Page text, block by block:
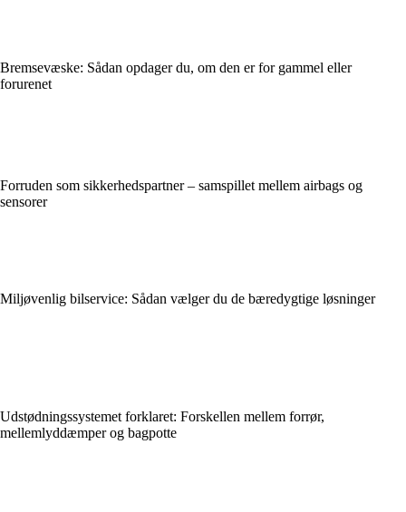
Bremsevæske: Sådan opdager du, om den er for gammel eller
forurenet
Forruden som sikkerhedspartner – samspillet mellem airbags og
sensorer
Miljøvenlig bilservice: Sådan vælger du de bæredygtige løsninger
Udstødningssystemet forklaret: Forskellen mellem forrør,
mellemlyddæmper og bagpotte